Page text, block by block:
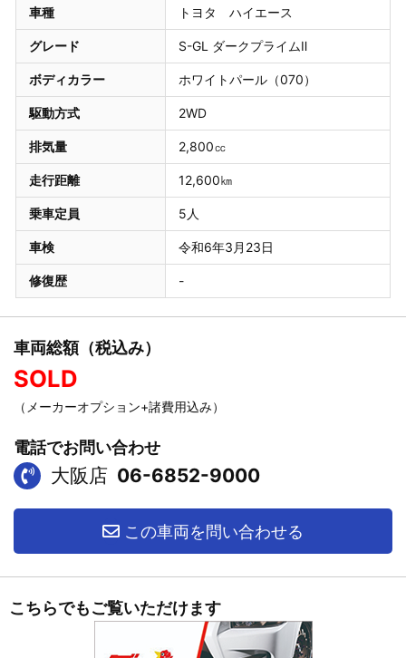
車種 トヨタ ハイエース
グレード S-GL ダークプライムⅡ
ボディカラー ホワイトパール（070）
駆動方式 2WD
排気量 2,800㏄
走行距離 12,600㎞
乗車定員 5人
車検 令和6年3月23日
修復歴 -
車両総額（税込み）
SOLD
（メーカーオプション+諸費用込み）
電話でお問い合わせ
大阪店 06-6852-9000
この車両を問い合わせる
こちらでもご覧いただけます